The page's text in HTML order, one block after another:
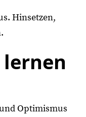
Hinsetzen,
Optimismus